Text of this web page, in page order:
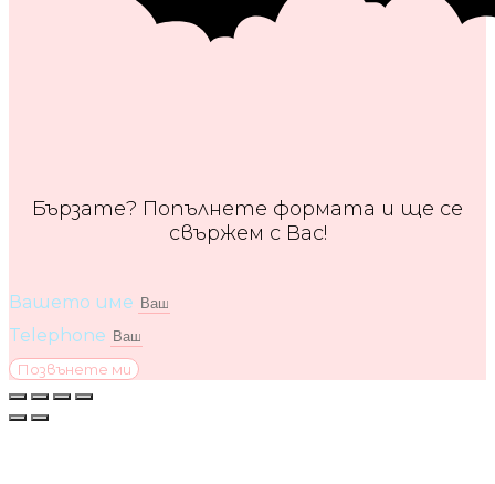
Бързате? Попълнете формата и ще се
свържем с Вас!
Вашето име
Telephone
Позвънете ми